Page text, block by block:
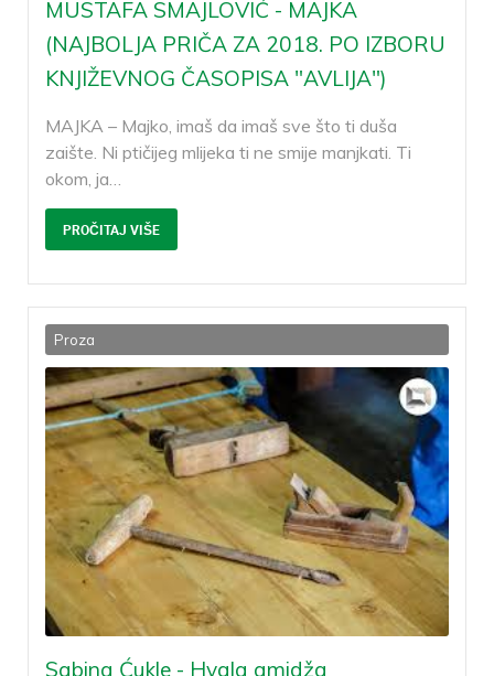
MUSTAFA SMAJLOVIĆ - MAJKA
(NAJBOLJA PRIČA ZA 2018. PO IZBORU
KNJIŽEVNOG ČASOPISA "AVLIJA")
MAJKA – Majko, imaš da imaš sve što ti duša
zaište. Ni ptičijeg mlijeka ti ne smije manjkati. Ti
okom, ja…
PROČITAJ VIŠE
Proza
Sabina Ćukle - Hvala amidža